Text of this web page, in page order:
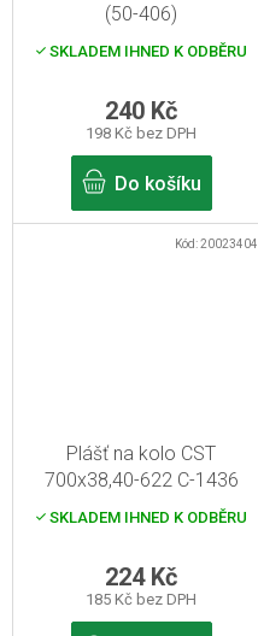
(50-406)
SKLADEM IHNED K ODBĚRU
198 Kč bez DPH
240 Kč
Do košíku
Plášť na kolo CST
700x38,40-622 C-1436
SKLADEM IHNED K ODBĚRU
185 Kč bez DPH
224 Kč
Kód:20023404